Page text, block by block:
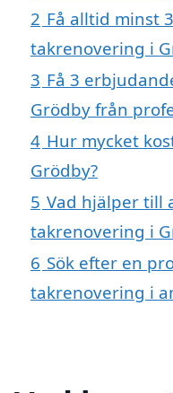
2 Få alltid minst
takrenovering i
3 Få 3
Grödby från
4 Hur mycket
Grödby?
5 Vad hjälper till
takrenovering i
6 Sök efter en
takrenovering i